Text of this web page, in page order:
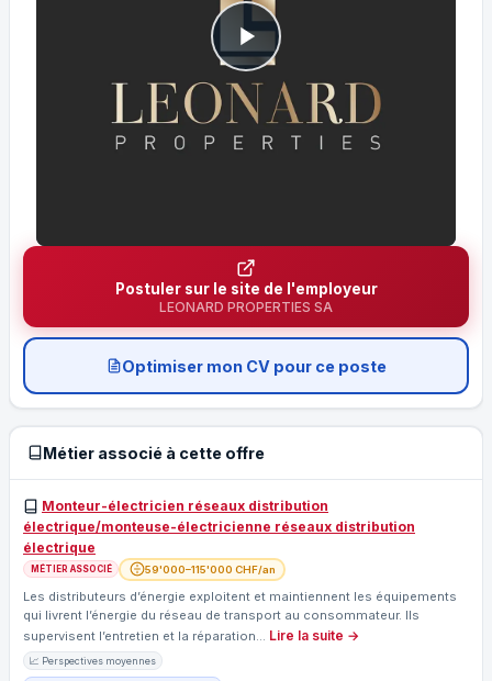
Postuler sur le site de l'employeur
LEONARD PROPERTIES SA
Optimiser mon CV pour ce poste
Métier associé à cette offre
Monteur-électricien réseaux distribution
électrique/monteuse-électricienne réseaux distribution
électrique
MÉTIER ASSOCIÉ 59'000–115'000 CHF/an
Les distributeurs d’énergie exploitent et maintiennent les équipements
qui livrent l’énergie du réseau de transport au consommateur. Ils
supervisent l’entretien et la réparation… Lire la suite →
📈 Perspectives moyennes